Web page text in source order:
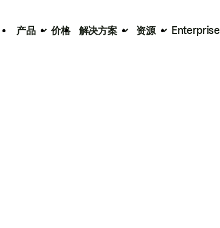
产品 价格 解决方案 资源 Enterprise